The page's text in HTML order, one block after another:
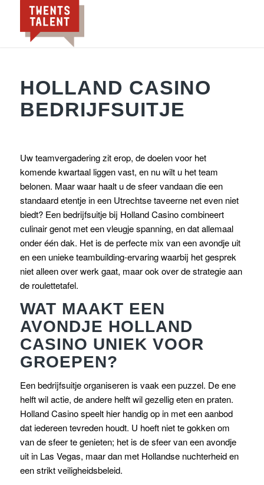
HOLLAND CASINO
BEDRIJFSUITJE
Uw teamvergadering zit erop, de doelen voor het
komende kwartaal liggen vast, en nu wilt u het team
belonen. Maar waar haalt u de sfeer vandaan die een
standaard etentje in een Utrechtse taveerne net even niet
biedt? Een bedrijfsuitje bij Holland Casino combineert
culinair genot met een vleugje spanning, en dat allemaal
onder één dak. Het is de perfecte mix van een avondje uit
en een unieke teambuilding-ervaring waarbij het gesprek
niet alleen over werk gaat, maar ook over de strategie aan
de roulettetafel.
WAT MAAKT EEN
AVONDJE HOLLAND
CASINO UNIEK VOOR
GROEPEN?
Een bedrijfsuitje organiseren is vaak een puzzel. De ene
helft wil actie, de andere helft wil gezellig eten en praten.
Holland Casino speelt hier handig op in met een aanbod
dat iedereen tevreden houdt. U hoeft niet te gokken om
van de sfeer te genieten; het is de sfeer van een avondje
uit in Las Vegas, maar dan met Hollandse nuchterheid en
een strikt veiligheidsbeleid.